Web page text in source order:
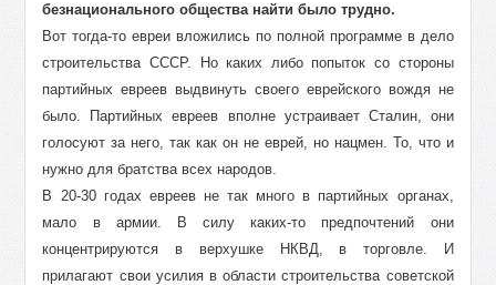
безнационального общества найти было трудно.
Вот тогда-то евреи вложились по полной программе в дело
строительства СССР. Но каких либо попыток со стороны
партийных евреев выдвинуть своего еврейского вождя не
было. Партийных евреев вполне устраивает Сталин, они
голосуют за него, так как он не еврей, но нацмен. То, что и
нужно для братства всех народов.
В 20-30 годах евреев не так много в партийных органах,
мало в армии. В силу каких-то предпочтений они
концентрируются в верхушке НКВД, в торговле. И
прилагают свои усилия в области строительства советской